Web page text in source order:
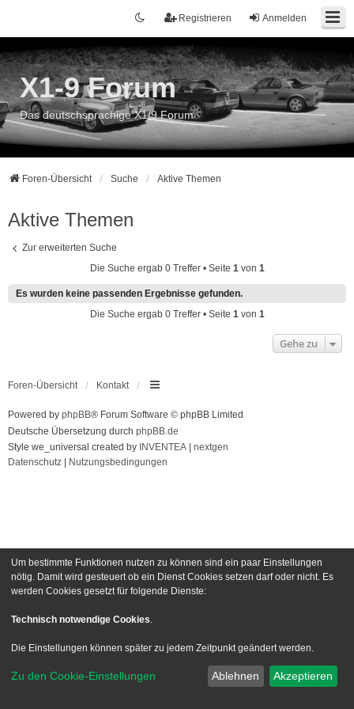
Anmelden
Registrieren
X1-9 Forum
Das deutschsprachige X1/9 Forum
Foren-Übersicht Suche Aktive Themen
Aktive Themen
Zur erweiterten Suche
Die Suche ergab 0 Treffer • Seite 1von 1
Es wurden keine passenden Ergebnisse gefunden.
Die Suche ergab 0 Treffer • Seite 1von 1
Gehe zu
Foren-Übersicht Kontakt
Powered by phpBB® Forum Software © phpBB Limited
Deutsche Übersetzung durch phpBB.de
Style we_universal created by INVENTEA
nextgen
Datenschutz
Nutzungsbedingungen
Um bestimmte Funktionen nutzen zu können sind ein paar Einstellungen
nötig. Damit wird gesteuert ob ein Dienst Cookies setzen darf oder nicht. Es
werden Cookies gesetzt für folgende Dienste:
Technisch notwendige Cookies.
Die Einstellungen können später zu jedem Zeitpunkt geändert werden.
Zu den Cookie-Einstellungen Ablehnen Akzeptieren